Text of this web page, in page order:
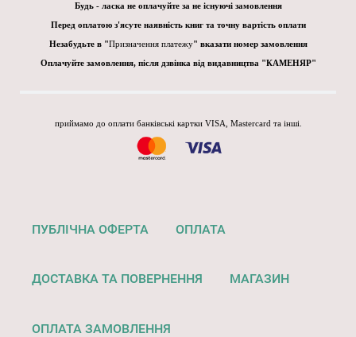
Будь - ласка не оплачуйте за не існуючі замовлення
Перед оплатою з'ясуте наявність книг та точну вартість оплати
Незабудьте в "Призначення платежу" вказати номер замовлення
Оплачуйте замовлення, після дзвінка від видавництва "КАМЕНЯР"
приймамо до оплати банківські картки VISA, Mastercard та інші.
ПУБЛІЧНА ОФЕРТА ОПЛАТА
ДОСТАВКА ТА ПОВЕРНЕННЯ МАГАЗИН
ОПЛАТА ЗАМОВЛЕННЯ